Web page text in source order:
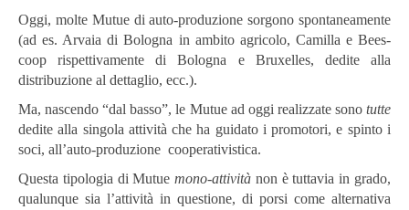
Oggi, molte Mutue di auto-produzione sorgono spontaneamente
(ad es. Arvaia di Bologna in ambito agricolo, Camilla e Bees-
coop rispettivamente di Bologna e Bruxelles, dedite alla
distribuzione al dettaglio, ecc.).
Ma, nascendo “dal basso”, le Mutue ad oggi realizzate sono tutte
dedite alla singola attività che ha guidato i promotori, e spinto i
soci, all’auto-produzione cooperativistica.
Questa tipologia di Mutuemono-attività non è tuttavia in grado,
qualunque sia l’attività in questione, di porsi come alternativa